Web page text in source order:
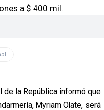
a $ 400 mil.
de la República informó que
Myriam Olate, será